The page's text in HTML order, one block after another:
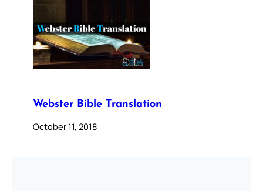
Webster Bible Translation
October 11, 2018